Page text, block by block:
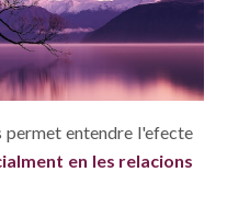
permet entendre l'efecte
en les relacions